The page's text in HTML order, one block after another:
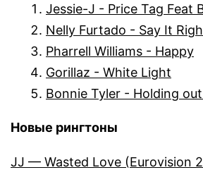
Jessie-J - Price Tag Feat
Nelly Furtado - Say It
Pharrell Williams - Happy
Gorillaz - White Light
Bonnie Tyler - Holding
Новые рингтоны
JJ — Wasted Love (Eurovision